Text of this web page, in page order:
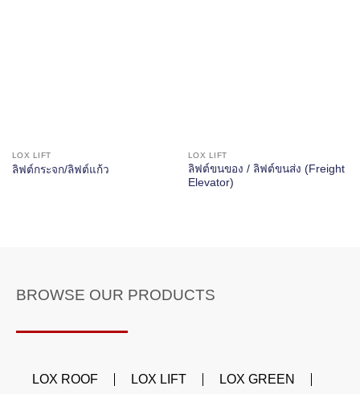
LOX LIFT
ลิฟต์กระจก/ลิฟต์แก้ว
LOX LIFT
ลิฟต์ขนของ / ลิฟต์ขนส่ง (Freight
Elevator)
BROWSE OUR PRODUCTS
LOX ROOF LOX LIFT LOX GREEN